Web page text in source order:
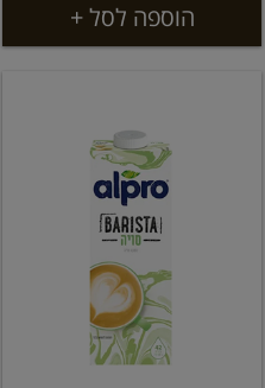
הוספה לסל +